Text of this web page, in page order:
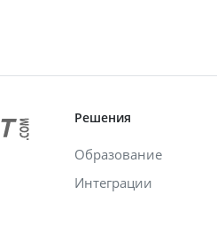
Решения
Образование
Интеграции